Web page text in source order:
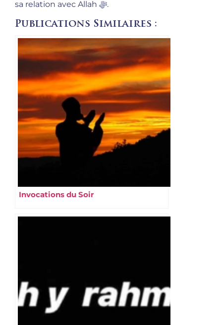
sa relation avec Allah ﷻ.
Publications Similaires :
Invocations du Soir